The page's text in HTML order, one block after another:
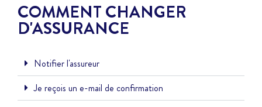
COMMENT CHANGER
D'ASSURANCE
Notifier l'assureur
Je reçois un e-mail de confirmation